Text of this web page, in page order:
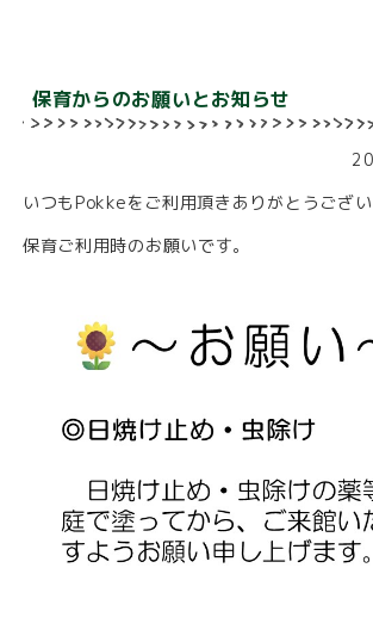
保育からのお願いとお知らせ
いつもPokkeをご利用頂きありがとうござい
保育ご利用時のお願いです。